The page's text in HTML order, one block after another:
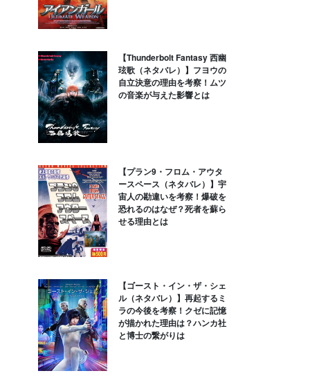
【Thunderbolt Fantasy 西幽
玹歌（ネタバレ）】フヨウの
自立決意の理由を考察！ムツ
の音楽が与えた影響とは
【プラン9・フロム・アウタ
ースペース（ネタバレ）】宇
宙人の勘違いを考察！爆破を
恐れるのはなぜ？死者を蘇ら
せる理由とは
【ゴースト・イン・ザ・シェ
ル（ネタバレ）】再起するミ
ラの今後を考察！クゼに記憶
が描かれた理由は？ハンカ社
と博士の繋がりは